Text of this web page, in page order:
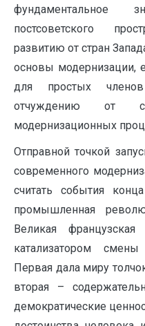
фундаментальное
постсоветского
развитию от стран
основы модернизации,
для простых
отчуждению от
модернизационных
Отправной точкой
современного
считать события
промышленная
Великая
катализатором
Первая дала миру
вторая –
демократические